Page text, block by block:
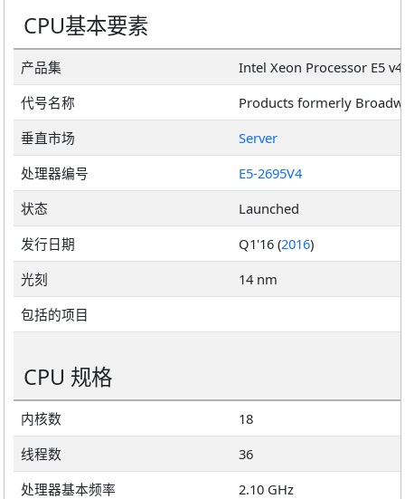
CPU基本要素
产品集
Intel Xeon Processor E5
代号名称
Products formerly
垂直市场
Server
处理器编号
E5-2695V4
状态
Launched
发行日期
Q1'16 (2016)
光刻
14 nm
包括的项目
CPU 规格
内核数
18
线程数
36
处理器基本频率
2.10 GHz